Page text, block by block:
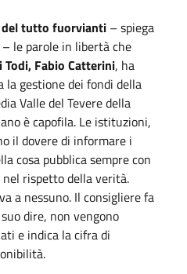
del tutto fuorvianti – spiega
le parole in libertà che
Fabio Catterini, ha
gestione dei fondi della
Valle del Tevere della
è capofila. Le istituzioni,
il dovere di informare i
cosa pubblica sempre con
rispetto della verità.
a nessuno. Il consigliere fa
dire, non vengono
e indica la cifra di